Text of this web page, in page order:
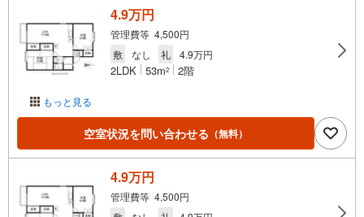
もっと見る
4.9万円
管理費等 4,500円
敷
なし 礼 4.9万円
2LDK 53m2 2階
空室状況を問い合わせる （無料）
4.9万円
管理費等 4,500円